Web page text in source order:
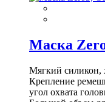
Маска
Мягкий силикон,
Крепление
угол охвата